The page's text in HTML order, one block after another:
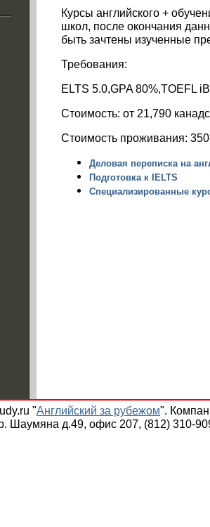
Курсы английского +
школ, после окончания
быть зачтены изученные
Требования:
ELTS 5.0,GPA 80%,TOEFL
Стоимость: от 21,790
Стоимость проживания:
Деловая переписка на
Подготовка к IELTS
Специализированные
"Английский за рубежом".
Шаумяна д.49, офис 207, (812) 310-